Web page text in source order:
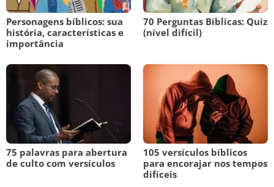
Personagens bíblicos: sua
história, características e
importância
70 Perguntas Bíblicas: Quiz
(nível difícil)
75 palavras para abertura
de culto com versículos
105 versículos bíblicos
para encorajar nos tempos
difíceis